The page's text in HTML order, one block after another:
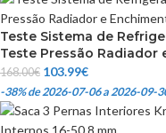
Teste Sistema de
Teste Pressão Radiador
168.00€ 103.99€
-38%de 2026-07-06 a 2026-09-